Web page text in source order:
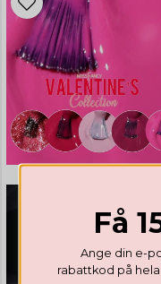
Få
Ange din e-
rabattkod på